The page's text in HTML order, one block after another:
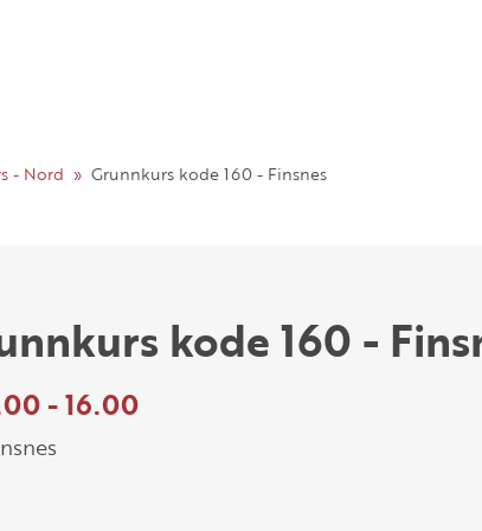
- Nord Grunnkurs kode 160 - Finsnes
kode 160 -
- 16.00